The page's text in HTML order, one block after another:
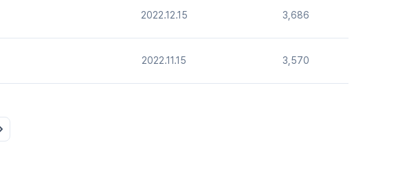
2022.12.15 3,686
2022.11.15 3,570